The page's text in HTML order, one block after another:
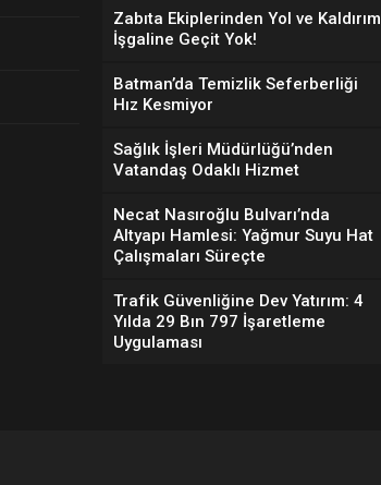
Zabıta Ekiplerinden Yol ve Kaldırım
İşgaline Geçit Yok!
Batman’da Temizlik Seferberliği
Hız Kesmiyor
Sağlık İşleri Müdürlüğü’nden
Vatandaş Odaklı Hizmet
Necat Nasıroğlu Bulvarı’nda
Altyapı Hamlesi: Yağmur Suyu Hat
Çalışmaları Süreçte
Trafik Güvenliğine Dev Yatırım: 4
Yılda 29 Bın 797 İşaretleme
Uygulaması